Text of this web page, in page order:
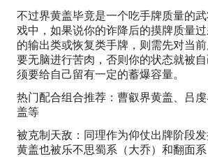
不过界黄盖毕竟是一个吃手牌质量的
戏中，如果说你的诈降后的摸牌质量
的输出类或恢复类手牌，则需先对当
要无脑进行苦肉，否则你的状态就被
须要给自己留有一定的蓄爆容量。
热门配合组合推荐：曹叡界黄盖、吕
盖等
被克制天敌：同理作为仰仗出牌阶段
黄盖也被乐不思蜀系（大乔）和翻面